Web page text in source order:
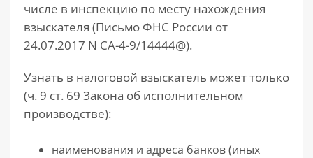
числе в инспекцию по месту нахождения
взыскателя (Письмо ФНС России от
24.07.2017 N СА-4-9/14444@).
Узнать в налоговой взыскатель может только
(ч. 9 ст. 69 Закона об исполнительном
производстве):
наименования и адреса банков (иных